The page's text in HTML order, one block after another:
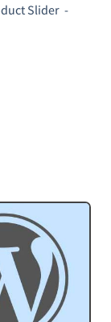
Slider -